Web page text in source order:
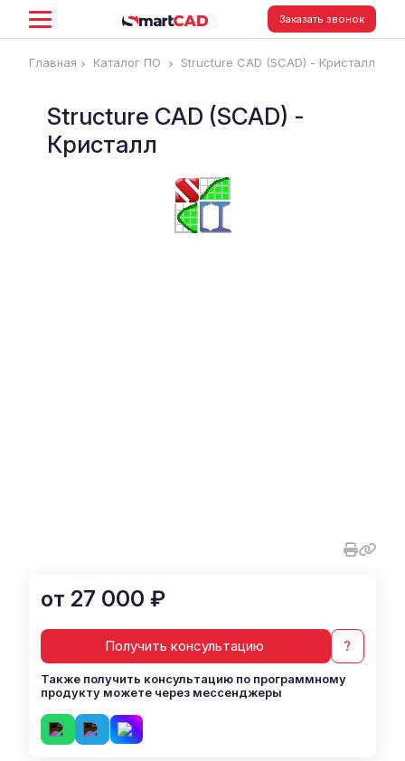
Заказать звонок
Главная Каталог ПО Structure CAD (SCAD) - Кристалл
Structure CAD (SCAD) -
Кристалл
от 27 000 ₽
Получить консультацию ?
Также получить консультацию по программному
продукту можете через мессенджеры